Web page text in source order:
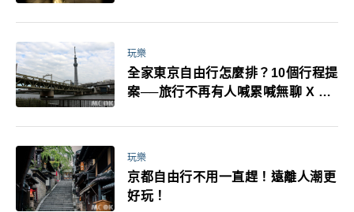
萬！注意事項一次看！
玩樂
全家東京自由行怎麼排？10個行程提
案──旅行不再有人喊累喊無聊 X 爸
玩樂
京都自由行不用一直趕！遠離人潮更
好玩！